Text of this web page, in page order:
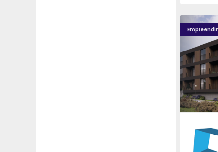
85
93
7
Nova
Caíde